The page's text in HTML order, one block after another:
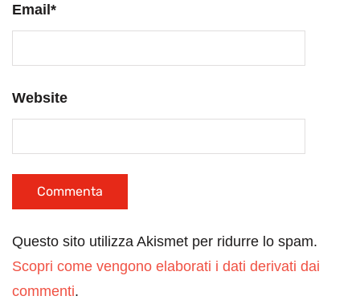
Email *
Website
Questo sito utilizza Akismet per ridurre lo spam.
Scopri come vengono elaborati i dati derivati dai
commenti.